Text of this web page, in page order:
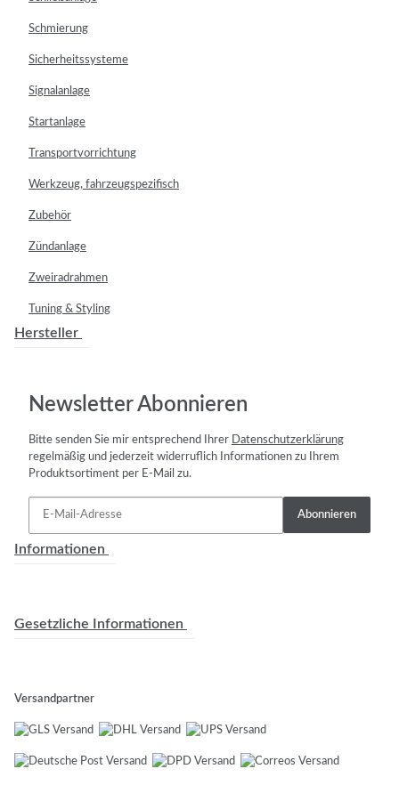
Schmierung
Sicherheitssysteme
Signalanlage
Startanlage
Transportvorrichtung
Werkzeug, fahrzeugspezifisch
Zubehör
Zündanlage
Zweiradrahmen
Tuning & Styling
Hersteller
Newsletter Abonnieren
Bitte senden Sie mir entsprechend Ihrer Datenschutzerklärung
regelmäßig und jederzeit widerruflich Informationen zu Ihrem
Produktsortiment per E-Mail zu.
Abonnieren
Informationen
Gesetzliche Informationen
Versandpartner